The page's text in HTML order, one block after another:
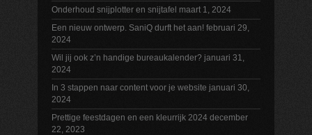
Onderhoud snijplotter en snijtafel maart 1, 2024
Een nieuw ontwerp. SaniQ durft het aan! februari 29,
2024
Wil jij ook z’n handige bureaukalender? januari 31,
2024
In 3 stappen naar content voor je website januari 30,
2024
Prettige feestdagen en een kleurrijk 2024 december
22, 2023